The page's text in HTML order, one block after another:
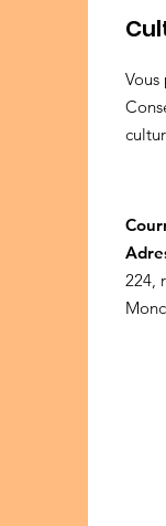
Vous
224,